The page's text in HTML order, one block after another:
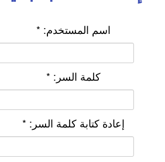
اسم المستخدم: *
كلمة السر: *
إعادة كتابة كلمة السر: *